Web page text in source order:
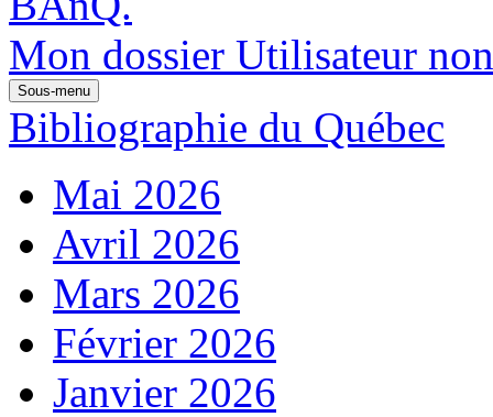
Mon dossier Utilisateur
Sous-menu
Bibliographie du Québec
Mai 2026
Avril 2026
Mars 2026
Février 2026
Janvier 2026